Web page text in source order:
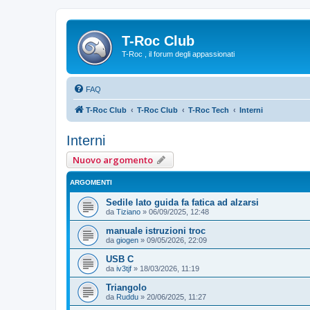
T-Roc Club
T-Roc , il forum degli appassionati
FAQ
T-Roc Club T-Roc Club T-Roc Tech Interni
Interni
Nuovo argomento
ARGOMENTI
Sedile lato guida fa fatica ad alzarsi
da Tiziano » 06/09/2025, 12:48
manuale istruzioni troc
da giogen » 09/05/2026, 22:09
USB C
da iv3tjf » 18/03/2026, 11:19
Triangolo
da Ruddu » 20/06/2025, 11:27